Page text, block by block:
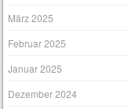
März 2025
Februar 2025
Januar 2025
Dezember 2024